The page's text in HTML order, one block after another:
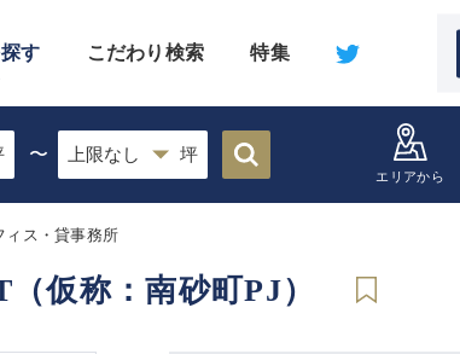
す こだわり検索 特集
エリアから
〜
ィス・貸事務所
仮称：南砂町PJ）